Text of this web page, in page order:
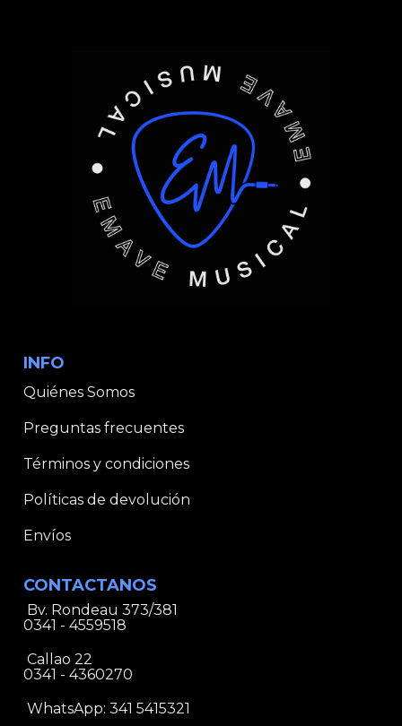
INFO
Quiénes Somos
Preguntas frecuentes
Términos y condiciones
Políticas de devolución
Envíos
CONTACTANOS
Bv. Rondeau 373/381
0341 - 4559518
Callao 22
0341 - 4360270
WhatsApp: 341 5415321